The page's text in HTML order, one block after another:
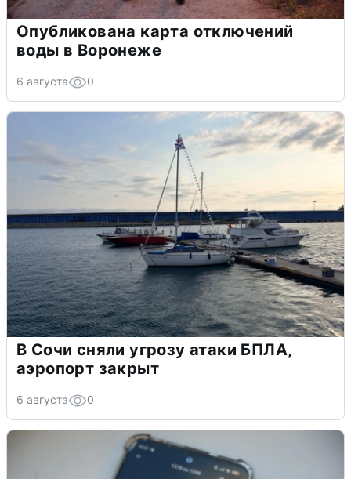
Опубликована карта отключений
воды в Воронеже
6 августа 0
В Сочи сняли угрозу атаки БПЛА,
аэропорт закрыт
6 августа 0